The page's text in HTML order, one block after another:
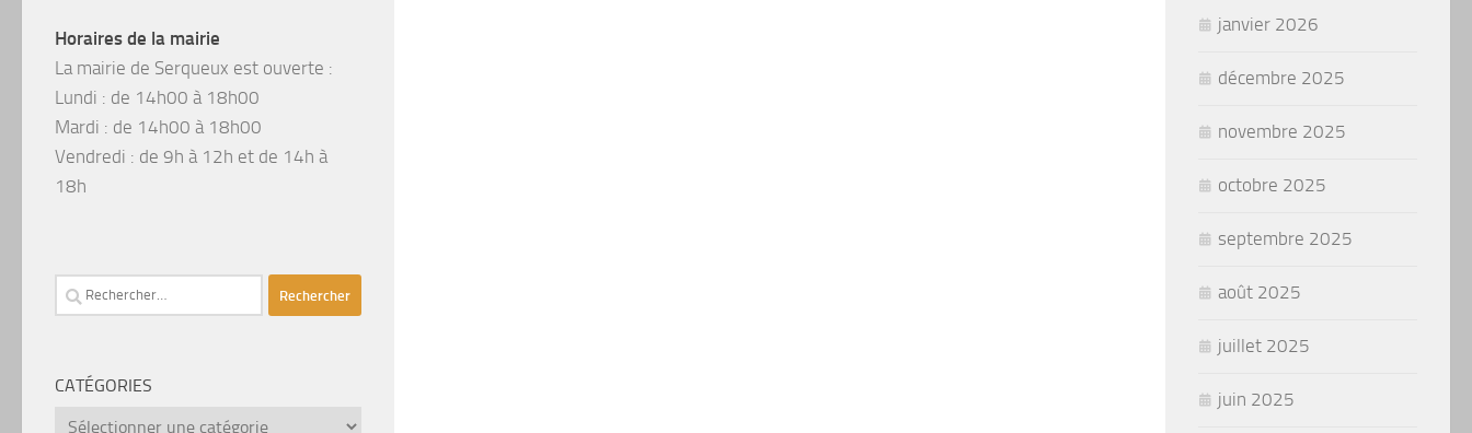
Horaires de la mairie
La mairie de Serqueux est ouverte :
Lundi : de 14h00 à 18h00
Mardi : de 14h00 à 18h00
Vendredi : de 9h à 12h et de 14h à
18h
Rechercher :
CATÉGORIES
catégories
janvier 2026
décembre 2025
novembre 2025
octobre 2025
septembre 2025
août 2025
juillet 2025
juin 2025